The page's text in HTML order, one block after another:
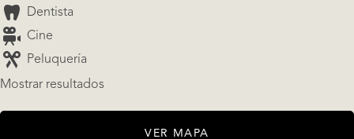
Dentista
Cine
Peluquería
Mostrar resultados
VER MAPA